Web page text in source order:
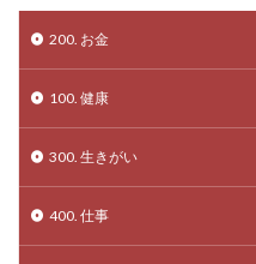
200. お金
100. 健康
300. 生きがい
400. 仕事